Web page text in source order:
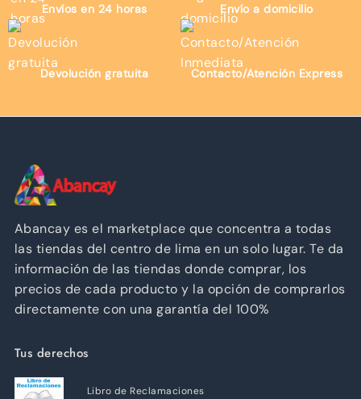
Envíos en 24 horas Envío a domicilio
Devolución gratuita Contacto/Atención Express
Abancay es el marketplace que concentra a todas
las tiendas del centro de lima en un solo lugar. Te da
información de las tiendas donde comprar, los
precios de cada producto y la opción de comprarlos
directamente con una garantía del 100%
Tus derechos
Libro de Reclamaciones